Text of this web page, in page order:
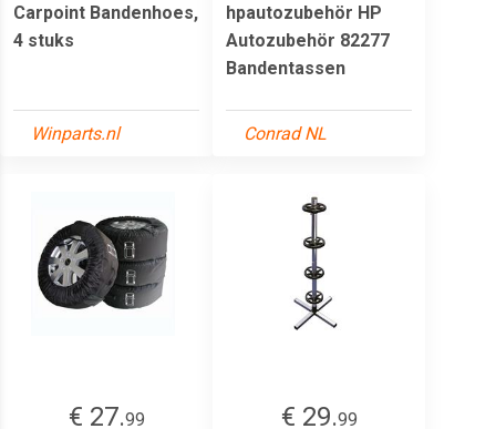
Carpoint Bandenhoes,
4 stuks
Winparts.nl
hpautozubehör HP
Autozubehör 82277
Bandentassen
Conrad NL
€ 27.99
€ 29.99